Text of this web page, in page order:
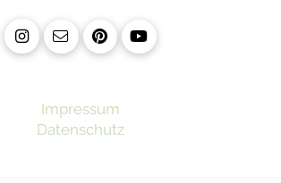
Impressum
Datenschutz